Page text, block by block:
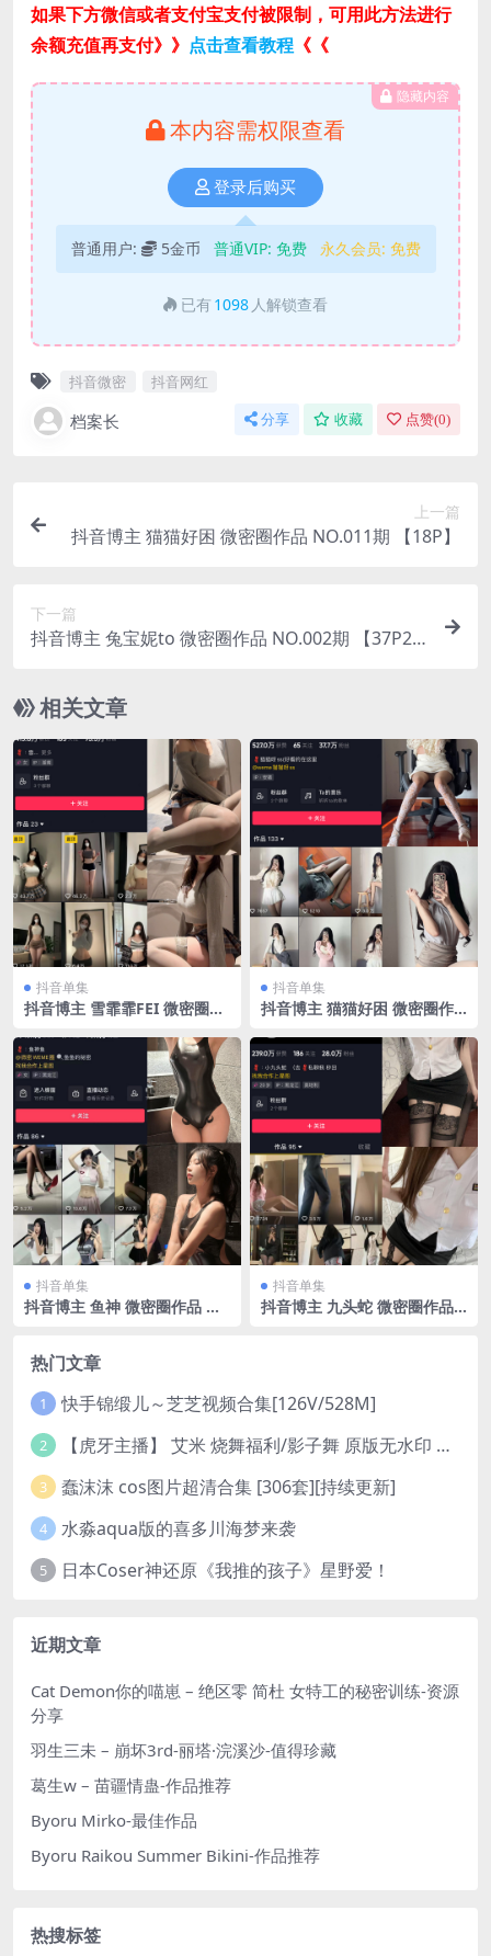
如果下方微信或者支付宝支付被限制，可用此方法进行
余额充值再支付》》 点击查看教程 《《
隐藏内容
本内容需权限查看
登录后购买
普通用户: 5金币 普通VIP: 免费 永久会员: 免费
已有 1098 人解锁查看
抖音微密 抖音网红
档案长 分享 收藏 点赞(0)
上一篇
抖音博主 猫猫好困 微密圈作品 NO.011期 【18P】
下一篇
抖音博主 兔宝妮to 微密圈作品 NO.002期 【37P2
相关文章
抖音单集
抖音博主 雪霏霏FEI 微密圈作
抖音单集
抖音博主 猫猫好困 微密圈作
抖音单集
抖音博主 鱼神 微密圈作品 N
抖音单集
抖音博主 九头蛇 微密圈作品
热门文章
1 快手锦缎儿～芝芝视频合集[126V/528M]
2 【虎牙主播】 艾米 烧舞福利/影子舞 原版无水印 （1v/130m）
3 蠢沫沫 cos图片超清合集 [306套][持续更新]
4 水淼aqua版的喜多川海梦来袭
5 日本Coser神还原《我推的孩子》星野爱！
近期文章
Cat Demon你的喵崽 – 绝区零 简杜 女特工的秘密训练-资源
分享
羽生三未 – 崩坏3rd-丽塔·浣溪沙-值得珍藏
葛生w – 苗疆情蛊-作品推荐
Byoru Mirko-最佳作品
Byoru Raikou Summer Bikini-作品推荐
热搜标签